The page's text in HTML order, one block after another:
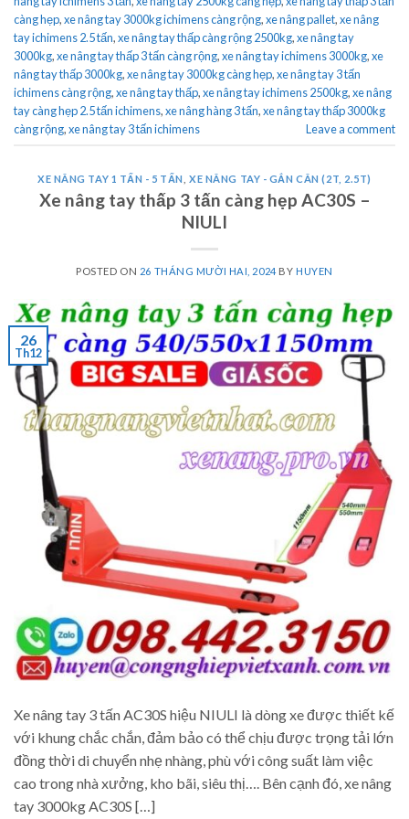
càng hẹp,xe nâng tay 3000kg ichimens càng rộng,xe nâng pallet,xe nâng
tay ichimens 2.5 tấn,xe nâng tay thấp càng rộng 2500kg,xe nâng tay
3000kg,xe nâng tay thấp 3 tấn càng rộng,xe nâng tay ichimens 3000kg,xe
nâng tay thấp 3000kg,xe nâng tay 3000kg càng hẹp,xe nâng tay 3 tấn
ichimens càng rộng,xe nâng tay thấp,xe nâng tay ichimens 2500kg,xe nâng
tay càng hẹp 2.5 tấn ichimens,xe nâng hàng 3 tấn,xe nâng tay thấp 3000kg
càng rộng,xe nâng tay 3 tấn ichimens Leave a comment
XE NÂNG TAY 1 TẤN - 5 TẤN ,XE NÂNG TAY - GẮN CÂN (2T, 2.5T)
Xe nâng tay thấp 3 tấn càng hẹp AC30S –
NIULI
POSTED ON 26 THÁNG MƯỜI HAI, 2024 BY HUYEN
26
Th12
Xe nâng tay 3 tấn AC30S hiệu NIULI là dòng xe được thiết kế
với khung chắc chắn, đảm bảo có thể chịu được trọng tải lớn
đồng thời di chuyển nhẹ nhàng, phù với công suất làm việc
cao trong nhà xưởng, kho bãi, siêu thị…. Bên cạnh đó, xe nâng
tay 3000kg AC30S […]